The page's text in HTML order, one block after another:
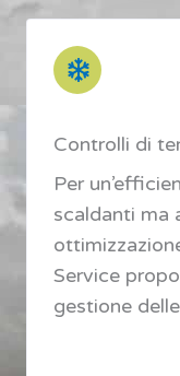
Controlli di
Per
scaldanti ma
Service
gestione